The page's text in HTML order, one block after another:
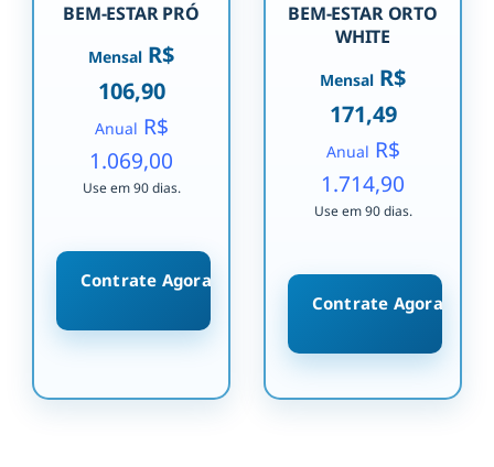
BEM-ESTAR PRÓ
Mensal R$
106,90
Anual R$
1.069,00
Use em 90 dias.
Contrate Agora
BEM-ESTAR ORTO
WHITE
Mensal R$
171,49
Anual R$
1.714,90
Use em 90 dias.
Contrate Agora